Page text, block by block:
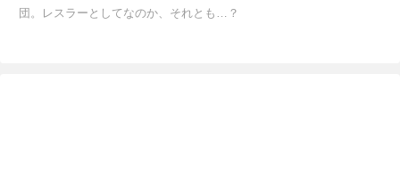
団。レスラーとしてなのか、それとも…？